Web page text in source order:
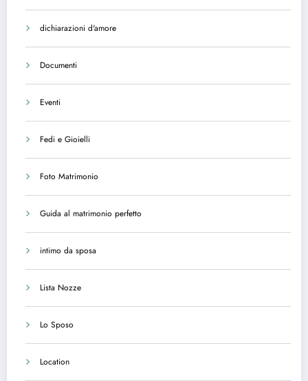
dichiarazioni d'amore
Documenti
Eventi
Fedi e Gioielli
Foto Matrimonio
Guida al matrimonio perfetto
intimo da sposa
Lista Nozze
Lo Sposo
Location